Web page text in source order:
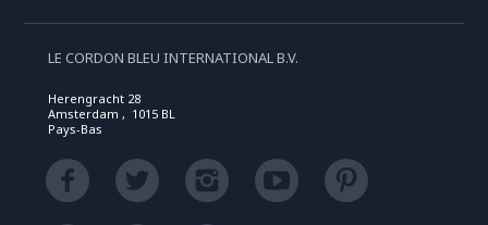
LE CORDON BLEU INTERNATIONAL B.V.
Herengracht 28
Amsterdam , 1015 BL
Pays-Bas